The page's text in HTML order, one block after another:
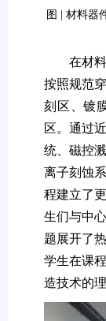
图 | 材料器
在材
按照规范
刻区、镀
区。通过
统、磁控
离子刻蚀
程建立了
生们与中
题展开了
学生在课
造技术的理